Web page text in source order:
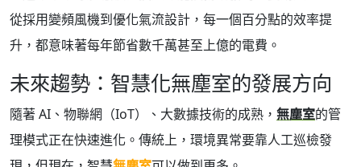
從採用變頻風機到優化氣流設計，每一個百分點的效率提
升，都意味著每年節省數千萬甚至上億的電費。
未來趨勢：智慧化無塵室的發展方向
隨著 AI、物聯網（IoT）、大數據技術的成熟， 無塵室的管
理模式正在快速進化。傳統上，環境異常要靠人工巡檢發